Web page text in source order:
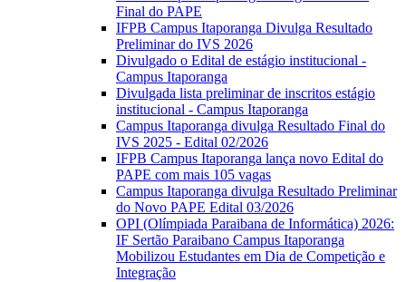
Final do PAPE
IFPB Campus Itaporanga Divulga Resultado
Preliminar do IVS 2026
Divulgado o Edital de estágio institucional -
Campus Itaporanga
Divulgada lista preliminar de inscritos estágio
institucional - Campus Itaporanga
Campus Itaporanga divulga Resultado Final do
IVS 2025 - Edital 02/2026
IFPB Campus Itaporanga lança novo Edital do
PAPE com mais 105 vagas
Campus Itaporanga divulga Resultado Preliminar
do Novo PAPE Edital 03/2026
OPI (Olímpiada Paraibana de Informática) 2026:
IF Sertão Paraibano Campus Itaporanga
Mobilizou Estudantes em Dia de Competição e
Integração